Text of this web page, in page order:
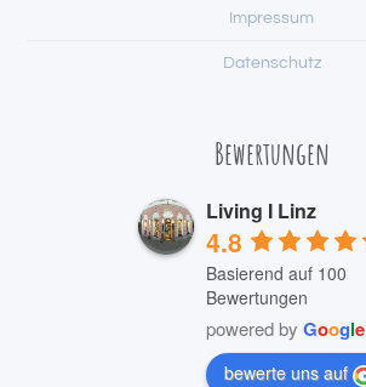
Impressum
Datenschutz
Bewertungen
Living I Linz
4.8
Basierend auf 100
Bewertungen
powered by Google
bewerte uns auf